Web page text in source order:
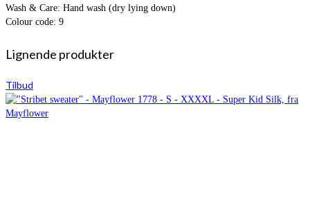
Wash & Care: Hand wash (dry lying down)
Colour code: 9
Lignende produkter
Tilbud